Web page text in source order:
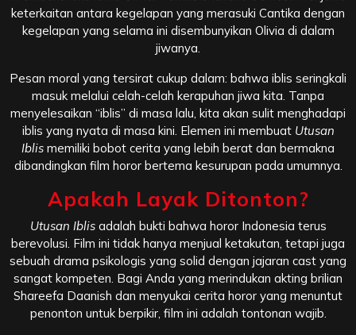
keterkaitan antara kegelapan yang merasuki Cantika dengan
kegelapan yang selama ini disembunyikan Olivia di dalam
jiwanya.
Pesan moral yang tersirat cukup dalam: bahwa iblis seringkali
masuk melalui celah-celah kerapuhan jiwa kita. Tanpa
menyelesaikan “iblis” di masa lalu, kita akan sulit menghadapi
iblis yang nyata di masa kini. Elemen ini membuat Utusan
Iblis memiliki bobot cerita yang lebih berat dan bermakna
dibandingkan film horor bertema kesurupan pada umumnya.
Apakah Layak Ditonton?
Utusan Iblisadalah bukti bahwa horor Indonesia terus
berevolusi. Film ini tidak hanya menjual ketakutan, tetapi juga
sebuah drama psikologis yang solid dengan jajaran cast yang
sangat kompeten. Bagi Anda yang merindukan akting brilian
Shareefa Daanish dan menyukai cerita horor yang menuntut
penonton untuk berpikir, film ini adalah tontonan wajib.